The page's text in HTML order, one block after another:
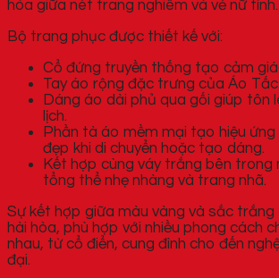
hòa giữa nét trang nghiêm và vẻ nữ tính.
Bộ trang phục được thiết kế với:
Cổ đứng truyền thống tạo cảm
Tay áo rộng đặc trưng của Áo Tấc.
Dáng áo dài phủ qua gối giúp tôn
lịch.
Phần tà áo mềm mại tạo hiệu ứng
đẹp khi di chuyển hoặc tạo dáng.
Kết hợp cùng váy trắng bên trong
tổng thể nhẹ nhàng và trang nhã.
Sự kết hợp giữa màu vàng và sắc
hài hòa, phù hợp với nhiều phong cách
nhau, từ cổ điển, cung đình cho đến
đại.